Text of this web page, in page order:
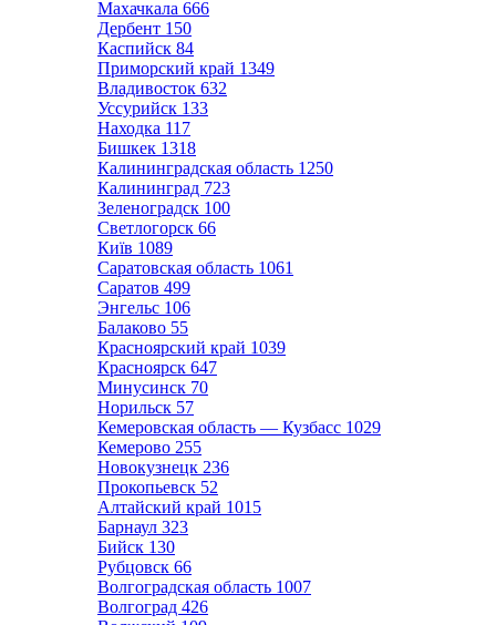
Махачкала 666
Дербент 150
Каспийск 84
Приморский край 1349
Владивосток 632
Уссурийск 133
Находка 117
Бишкек 1318
Калининградская область 1250
Калининград 723
Зеленоградск 100
Светлогорск 66
Київ 1089
Саратовская область 1061
Саратов 499
Энгельс 106
Балаково 55
Красноярский край 1039
Красноярск 647
Минусинск 70
Норильск 57
Кемеровская область — Кузбасс 1029
Кемерово 255
Новокузнецк 236
Прокопьевск 52
Алтайский край 1015
Барнаул 323
Бийск 130
Рубцовск 66
Волгоградская область 1007
Волгоград 426